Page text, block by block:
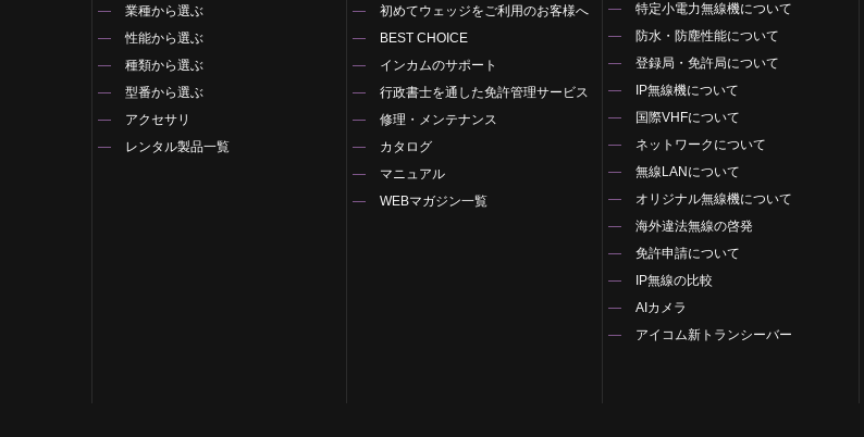
業種から選ぶ
性能から選ぶ
種類から選ぶ
型番から選ぶ
アクセサリ
レンタル製品一覧
初めてウェッジをご利用のお客様へ
BEST CHOICE
インカムのサポート
行政書士を通した免許管理サービス
修理・メンテナンス
カタログ
マニュアル
WEBマガジン一覧
特定小電力無線機について
防水・防塵性能について
登録局・免許局について
IP無線機について
国際VHFについて
ネットワークについて
無線LANについて
オリジナル無線機について
海外違法無線の啓発
免許申請について
IP無線の比較
AIカメラ
アイコム新トランシーバー